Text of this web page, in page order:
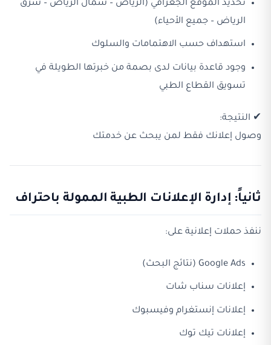
تحديد الموقع الجغرافي (الرياض – شمال الرياض – شرق
الرياض – جميع الأحياء)
استهداف حسب الاهتمامات والسلوك
وجود قاعدة بيانات لدى بصمة من خبرتها الطويلة في
تسويق القطاع الطبي
✔ النتيجة:
وصول إعلانك فقط لمن يبحث عن خدمتك
ثانياً: إدارة الإعلانات الطبية الممولة باحتراف
ننفذ حملات إعلانية على:
Google Ads (نتائج البحث)
إعلانات سناب شات
إعلانات إنستغرام وفيسبوك
إعلانات تيك توك